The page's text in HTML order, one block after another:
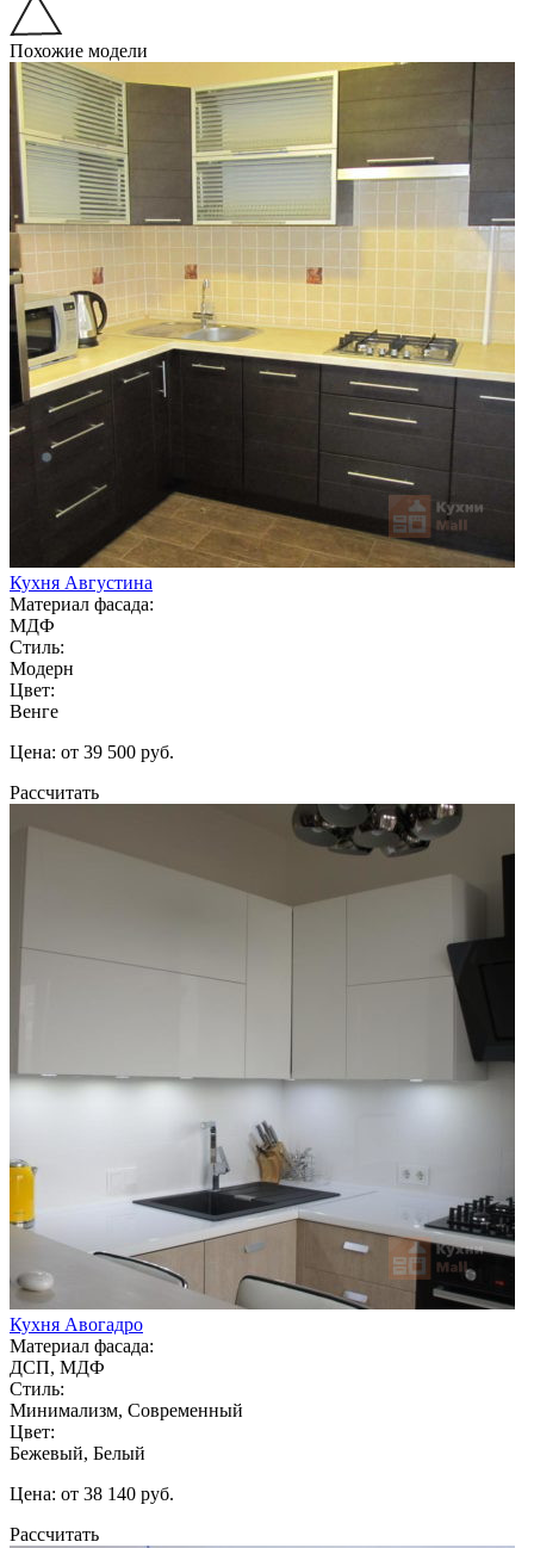
Похожие модели
Кухня Августина
Материал фасада:
МДФ
Стиль:
Модерн
Цвет:
Венге
Цена: от 39 500 руб.
Рассчитать
Кухня Авогадро
Материал фасада:
ДСП, МДФ
Стиль:
Минимализм, Современный
Цвет:
Бежевый, Белый
Цена: от 38 140 руб.
Рассчитать